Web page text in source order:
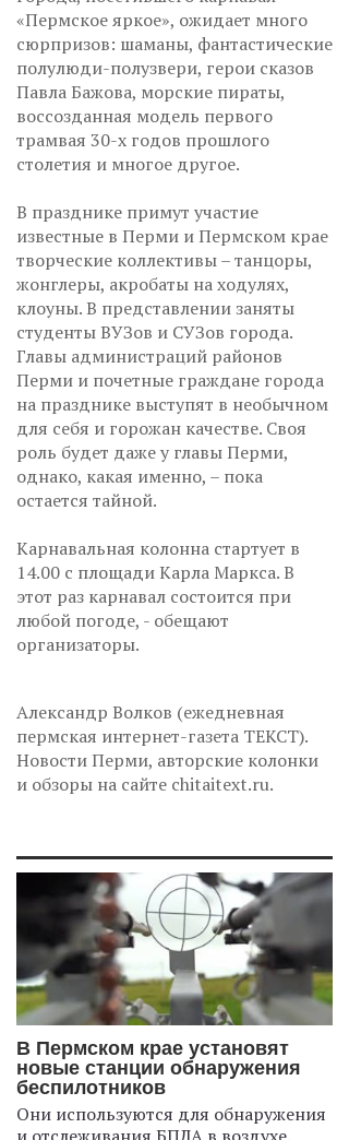
«Пермское яркое», ожидает много
сюрпризов: шаманы, фантастические
полулюди-полузвери, герои сказов
Павла Бажова, морские пираты,
воссозданная модель первого
трамвая 30-х годов прошлого
столетия и многое другое.
В празднике примут участие
известные в Перми и Пермском крае
творческие коллективы – танцоры,
жонглеры, акробаты на ходулях,
клоуны. В представлении заняты
студенты ВУЗов и СУЗов города.
Главы администраций районов
Перми и почетные граждане города
на празднике выступят в необычном
для себя и горожан качестве. Своя
роль будет даже у главы Перми,
однако, какая именно, – пока
остается тайной.
Карнавальная колонна стартует в
14.00 с площади Карла Маркса. В
этот раз карнавал состоится при
любой погоде, - обещают
организаторы.
Александр Волков (ежедневная
пермская интернет-газета ТЕКСТ).
Новости Перми, авторские колонки
и обзоры на сайте chitaitext.ru.
В Пермском крае установят
новые станции обнаружения
беспилотников
Они используются для обнаружения